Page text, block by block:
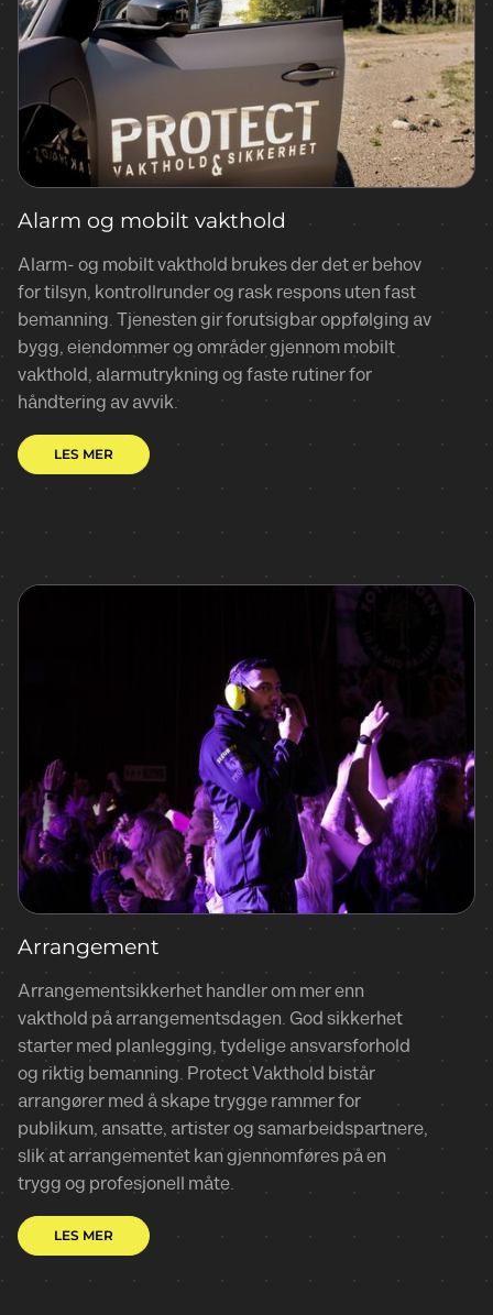
Alarm og mobilt vakthold
Alarm- og mobilt vakthold brukes der det er behov
for tilsyn, kontrollrunder og rask respons uten fast
bemanning. Tjenesten gir forutsigbar oppfølging av
bygg, eiendommer og områder gjennom mobilt
vakthold, alarmutrykning og faste rutiner for
håndtering av avvik.
LES MER
Arrangement
Arrangementsikkerhet handler om mer enn
vakthold på arrangementsdagen. God sikkerhet
starter med planlegging, tydelige ansvarsforhold
og riktig bemanning. Protect Vakthold bistår
arrangører med å skape trygge rammer for
publikum, ansatte, artister og samarbeidspartnere,
slik at arrangementet kan gjennomføres på en
trygg og profesjonell måte.
LES MER